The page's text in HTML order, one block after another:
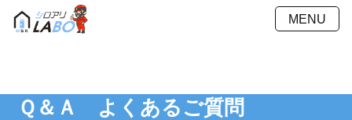
MENU
施工事例 Ｑ＆Ａ
Ｑ＆Ａ よくあるご質問